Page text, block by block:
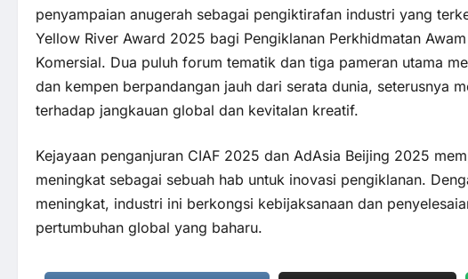
penyampaian anugerah sebagai pengiktirafan industri yang
Yellow River Award 2025 bagi Pengiklanan Perkhidmatan
Komersial. Dua puluh forum tematik dan tiga pameran utama
dan kempen berpandangan jauh dari serata dunia, seterusnya
terhadap jangkauan global dan kevitalan kreatif.
Kejayaan penganjuran CIAF 2025 dan AdAsia Beijing 2025
meningkat sebagai sebuah hab untuk inovasi pengiklanan.
meningkat, industri ini berkongsi kebijaksanaan dan
pertumbuhan global yang baharu.